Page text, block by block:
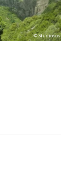
© Studiosus